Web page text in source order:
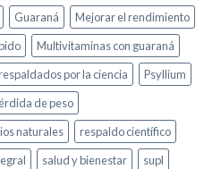
Guaraná
Mejorar el rendimiento
Multivitaminas con guaraná
por la ciencia
Psyllium
de peso
naturales
respaldo científico
salud y bienestar
supl